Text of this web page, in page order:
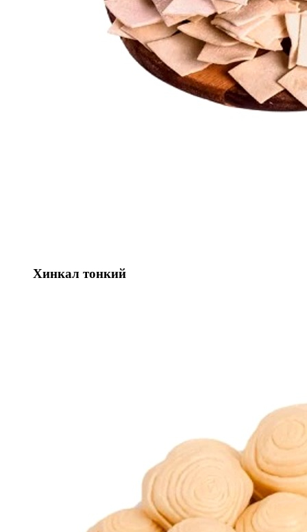
Хинкал тонкий